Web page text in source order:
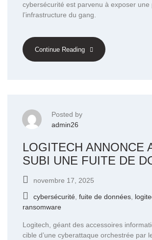
cybersécurité est parvenu à exposer une
l’infrastructure du gang.
Continue Reading
Posted by
admin26
LOGITECH ANNONCE
SUBI UNE FUITE DE
novembre 17, 2025
cybersécurité, fuite de données,
ransomware
Logitech, géant des accessoires
cible d’une cyberattaque orchestrée par